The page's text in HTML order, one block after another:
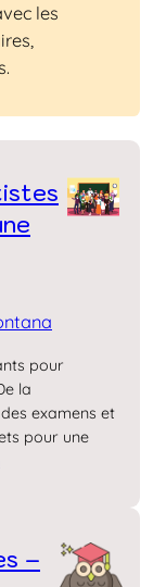
les
pour
la
examens et
pour une
–